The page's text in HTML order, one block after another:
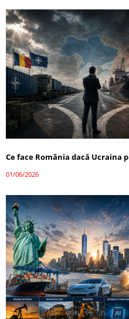
Ce face România dacă Ucraina
01/06/2026